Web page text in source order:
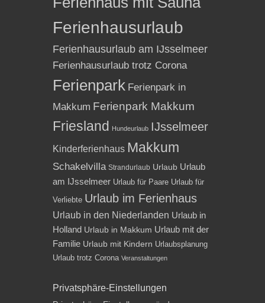
Ferienhausurlaub
Ferienhausurlaub am IJsselmeer
Ferienhausurlaub trotz Corona
Ferienpark Ferienpark in
Makkum Ferienpark Makkum
Friesland Hundeurlaub IJsselmeer
Kinderferienhaus Makkum
Schakelvilla Strandurlaub Urlaub Urlaub
am IJsselmeer Urlaub für Paare Urlaub für
Verliebte Urlaub im Ferienhaus
Urlaub in den Niederlanden Urlaub in
Holland Urlaub in Makkum Urlaub mit der
Familie Urlaub mit Kindern Urlaubsplanung
Urlaub trotz Corona Veranstaltungen
Privatsphäre-Einstellungen